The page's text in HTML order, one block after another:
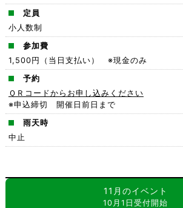
定員
小人数制
参加費
1,500円（当日支払い） ※現金のみ
予約
ＱＲコードからお申し込みください
※申込締切 開催日前日まで
雨天時
中止
11月のイベント
10月1日受付開始